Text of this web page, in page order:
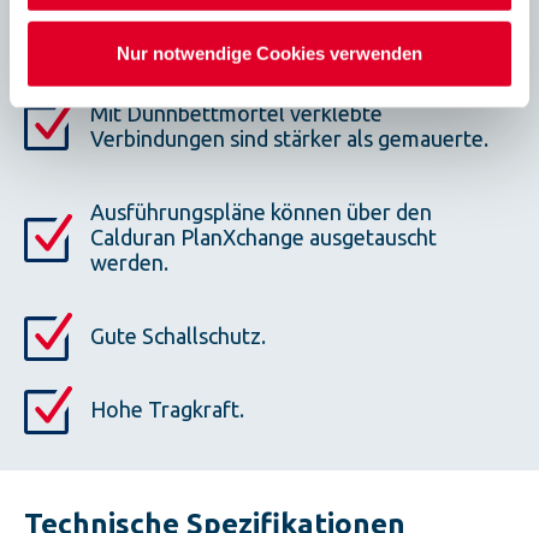
Nur notwendige Cookies verwenden
großem Format und maschineller
Verarbeitung.
Mit Dünnbettmörtel verklebte
Verbindungen sind stärker als gemauerte.
Ausführungspläne können über den
Calduran PlanXchange ausgetauscht
werden.
Gute Schallschutz.
Hohe Tragkraft.
Technische Spezifikationen